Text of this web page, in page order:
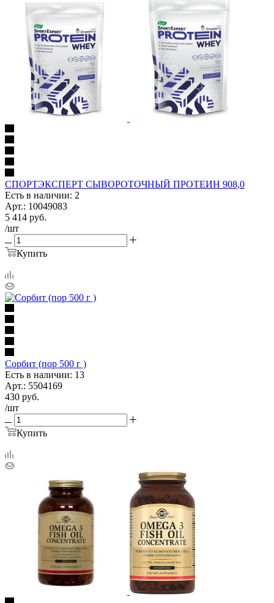
СПОРТЭКСПЕРТ СЫВОРОТОЧНЫЙ ПРОТЕИН 908,0
Есть в наличии: 2
Арт.: 10049083
5 414 руб.
/шт
Купить
Сорбит (пор 500 г )
Есть в наличии: 13
Арт.: 5504169
430 руб.
/шт
Купить